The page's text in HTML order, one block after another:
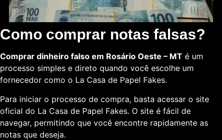
Como comprar notas falsas?
Comprar dinheiro falso em Rosário Oeste – MT é um
processo simples e direto quando você escolhe um
fornecedor como o La Casa de Papel Fakes.
Para iniciar o processo de compra, basta acessar o site
oficial do La Casa de Papel Fakes. O site é fácil de
navegar, permitindo que você encontre rapidamente as
notas que deseja.